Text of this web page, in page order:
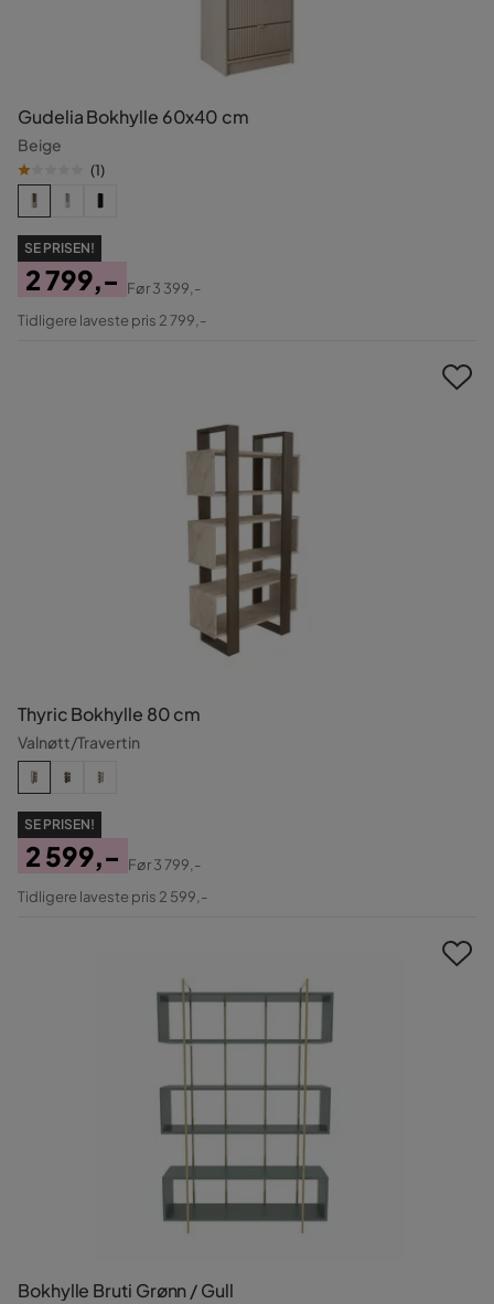
Gudelia Bokhylle 60x40 cm
Beige
(1)
SE PRISEN!
Pris
2 799,-
Original
Før3 399,-
Tidligere laveste pris 2 799,-
Thyric Bokhylle 80 cm
Valnøtt/Travertin
SE PRISEN!
Pris
2 599,-
Original
Før3 799,-
Tidligere laveste pris 2 599,-
Bokhylle Bruti Grønn / Gull